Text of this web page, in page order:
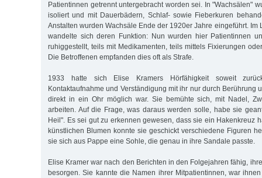
Patientinnen getrennt untergebracht worden sei. In "Wachsälen"
isoliert und mit Dauerbädern, Schlaf- sowie Fieberkuren
Anstalten wurden Wachsäle Ende der 1920er Jahre eingeführt. Im
wandelte sich deren Funktion: Nun wurden hier Patientinnen
ruhiggestellt, teils mit Medikamenten, teils mittels Fixierungen
Die Betroffenen empfanden dies oft als Strafe.
1933 hatte sich Elise Kramers Hörfähigkeit soweit
Kontaktaufnahme und Verständigung mit ihr nur durch Berührung
direkt in ein Ohr möglich war. Sie bemühte sich, mit Nadel,
arbeiten. Auf die Frage, was daraus werden solle, habe sie
Heil". Es sei gut zu erkennen gewesen, dass sie ein Hakenkreuz
künstlichen Blumen konnte sie geschickt verschiedene Figuren
sie sich aus Pappe eine Sohle, die genau in ihre Sandale passte.
Elise Kramer war nach den Berichten in den Folgejahren fähig,
besorgen. Sie kannte die Namen ihrer Mitpatientinnen, war